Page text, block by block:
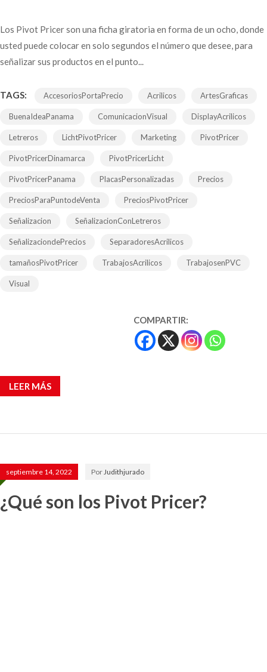
Los Pivot Pricer son una ficha giratoria en forma de un ocho, donde
usted puede colocar en solo segundos el número que desee, para
señalizar sus productos en el punto...
TAGS: AccesoriosPortaPrecio Acrilicos ArtesGraficas
BuenaIdeaPanama ComunicacionVisual DisplayAcrilicos
Letreros LichtPivotPricer Marketing PivotPricer
PivotPricerDinamarca PivotPricerLicht
PivotPricerPanama PlacasPersonalizadas Precios
PreciosParaPuntodeVenta PreciosPivotPricer
Señalizacion SeñalizacionConLetreros
SeñalizaciondePrecios SeparadoresAcrilicos
tamañosPivotPricer TrabajosAcrilicos TrabajosenPVC
Visual
COMPARTIR:
LEER MÁS
septiembre 14, 2022 Por Judithjurado
¿Qué son los Pivot Pricer?